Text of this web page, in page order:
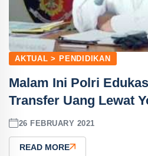
AKTUAL > PENDIDIKAN
Malam Ini Polri
Transfer Uang Lewat
26 FEBRUARY 2021
READ MORE